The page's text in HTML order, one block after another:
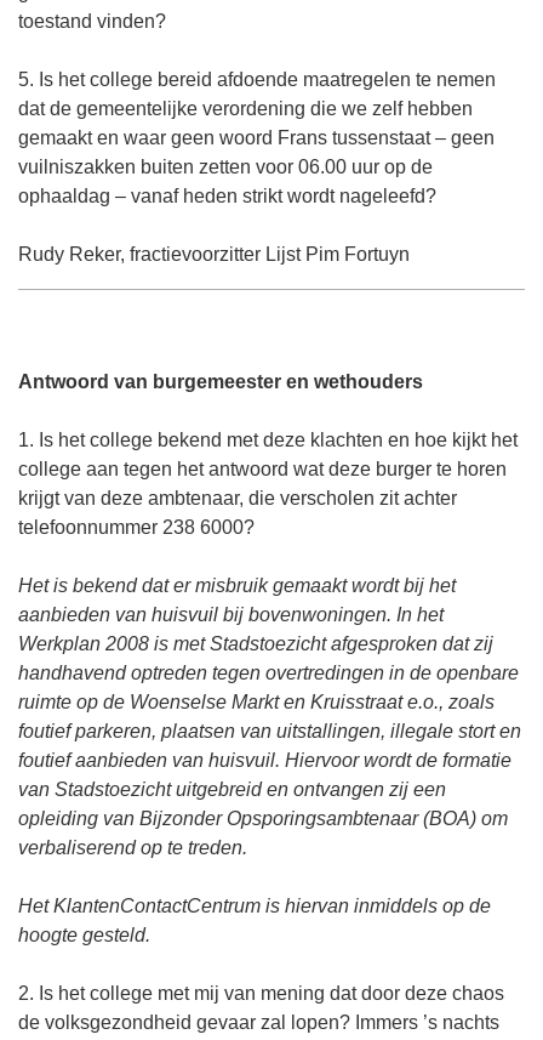
toestand vinden?
5. Is het college bereid afdoende maatregelen te nemen
dat de gemeentelijke verordening die we zelf hebben
gemaakt en waar geen woord Frans tussenstaat – geen
vuilniszakken buiten zetten voor 06.00 uur op de
ophaaldag – vanaf heden strikt wordt nageleefd?
Rudy Reker, fractievoorzitter Lijst Pim Fortuyn
Antwoord van burgemeester en wethouders
1. Is het college bekend met deze klachten en hoe kijkt het
college aan tegen het antwoord wat deze burger te horen
krijgt van deze ambtenaar, die verscholen zit achter
telefoonnummer 238 6000?
Het is bekend dat er misbruik gemaakt wordt bij het
aanbieden van huisvuil bij bovenwoningen. In het
Werkplan 2008 is met Stadstoezicht afgesproken dat zij
handhavend optreden tegen overtredingen in de openbare
ruimte op de Woenselse Markt en Kruisstraat e.o., zoals
foutief parkeren, plaatsen van uitstallingen, illegale stort en
foutief aanbieden van huisvuil. Hiervoor wordt de formatie
van Stadstoezicht uitgebreid en ontvangen zij een
opleiding van Bijzonder Opsporingsambtenaar (BOA) om
verbaliserend op te treden.
Het KlantenContactCentrum is hiervan inmiddels op de
hoogte gesteld.
2. Is het college met mij van mening dat door deze chaos
de volksgezondheid gevaar zal lopen? Immers ’s nachts